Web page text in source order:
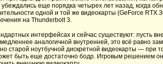
еще порядка четырех лет назад, когда
одной и той же видеокарты (GeForce RTX
на Thunderbolt 3.
интерфейсах и сейчас существуют: пусть
аналогичной внутренней, это всё равно
старой ноутбучной дискретной видеокарты — при
быть еще достаточно бодр. Игровым решением